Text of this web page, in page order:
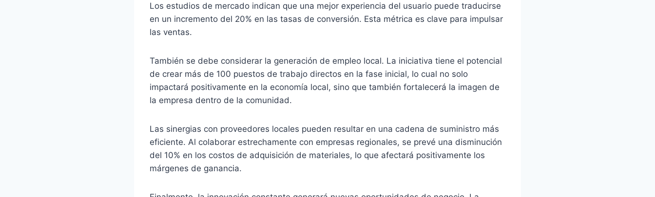
Los estudios de mercado indican que una mejor experiencia del usuario puede traducirse
en un incremento del 20% en las tasas de conversión. Esta métrica es clave para impulsar
las ventas.
También se debe considerar la generación de empleo local. La iniciativa tiene el potencial
de crear más de 100 puestos de trabajo directos en la fase inicial, lo cual no solo
impactará positivamente en la economía local, sino que también fortalecerá la imagen de
la empresa dentro de la comunidad.
Las sinergias con proveedores locales pueden resultar en una cadena de suministro más
eficiente. Al colaborar estrechamente con empresas regionales, se prevé una disminución
del 10% en los costos de adquisición de materiales, lo que afectará positivamente los
márgenes de ganancia.